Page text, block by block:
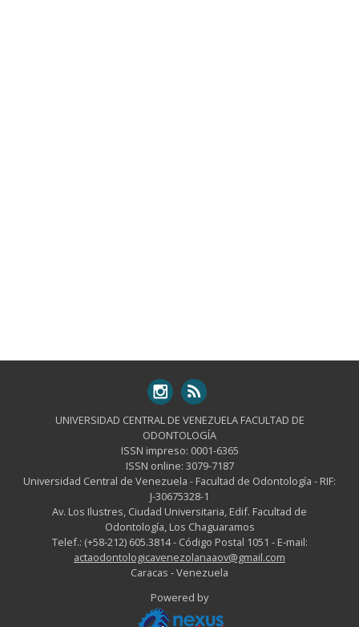
UNIVERSIDAD CENTRAL DE VENEZUELA FACULTAD DE
ODONTOLOGÍA
ISSN impreso: 0001-6365
ISSN online: 3079-7187
Universidad Central de Venezuela - Facultad de Odontología - RIF:
J-30675328-1
Av. Los Ilustres, Ciudad Universitaria, Edif. Facultad de
Odontología, Los Chaguaramos
Telef.: (+58-212) 605.3814 - Código Postal 1051 - E-mail:
actaodontologicavenezolanaaov@gmail.com
Caracas - Venezuela
Powered by